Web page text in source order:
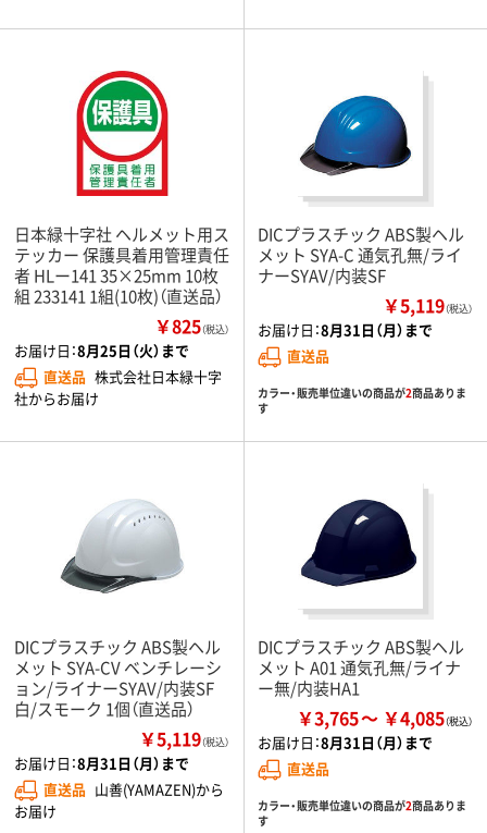
日本緑十字社 ヘルメット用ス
テッカー 保護具着用管理責任
者 HLー141 35×25mm 10枚
組 233141 1組(10枚)（直送品）
￥825（税込）
お届け日：8月25日（火）まで
直送品 株式会社日本緑十字
社からお届け
DICプラスチック ABS製ヘル
メット SYA-C 通気孔無/ライ
ナーSYAV/内装SF
￥5,119（税込）
お届け日：8月31日（月）まで
直送品
カラー・販売単位違いの商品が2商品ありま
す
DICプラスチック ABS製ヘル
メット SYA-CV ベンチレーシ
ョン/ライナーSYAV/内装SF
白/スモーク 1個（直送品）
￥5,119（税込）
お届け日：8月31日（月）まで
直送品 山善(YAMAZEN)から
お届け
DICプラスチック ABS製ヘル
メット A01 通気孔無/ライナ
ー無/内装HA1
￥3,765 ￥4,085
お届け日：8月31日（月）まで
直送品
カラー・販売単位違いの商品が2商品ありま
す